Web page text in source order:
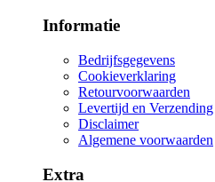
Informatie
Bedrijfsgegevens
Cookieverklaring
Retourvoorwaarden
Levertijd en Verzending
Disclaimer
Algemene voorwaarden
Extra